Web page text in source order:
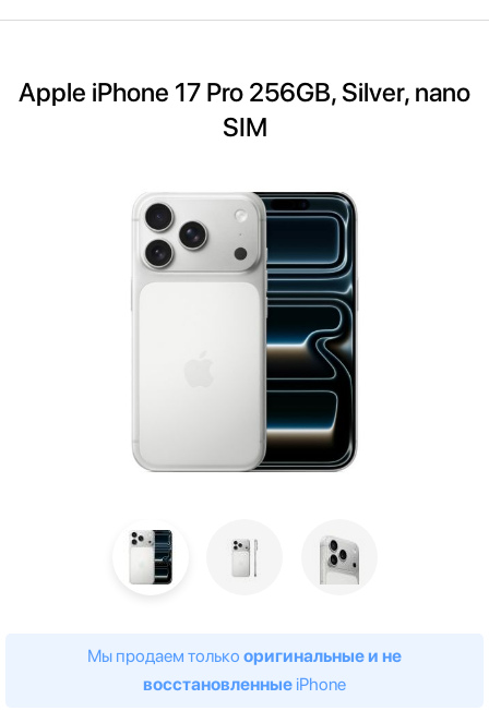
Apple iPhone 17 Pro 256GB, Silver, nano
SIM
Мы продаем только оригинальные и не
восстановленные iPhone